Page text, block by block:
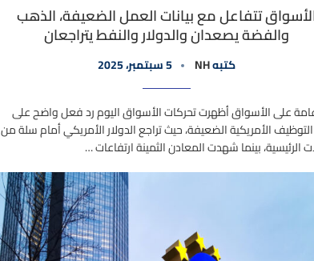
تتفاعل مع بيانات العمل الضعيفة، الذهب
والفضة يصعدان والدولار والنفط يتراجعان
كتبهNH 5 سبتمبر، 2025
على الأسواق أظهرت تحركات الأسواق اليوم رد فعل واضح على
التوظيف الأمريكية الضعيفة، حيث تراجع الدولار الأمريكي أمام سلة من
الرئيسية، بينما شهدت المعادن الثمينة ارتفاعات …